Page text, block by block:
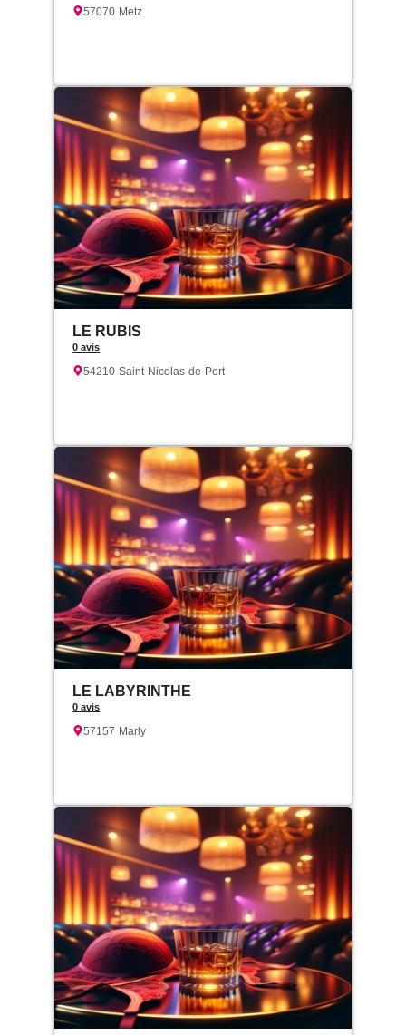
57070 Metz
LE RUBIS
0 avis
54210 Saint-Nicolas-de-Port
LE LABYRINTHE
0 avis
57157 Marly